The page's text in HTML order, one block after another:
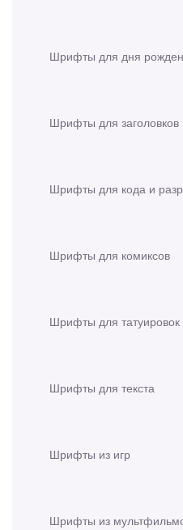
Шрифты для дня
Шрифты для заголовков
Шрифты для кода и
Шрифты для комиксов
Шрифты для татуировок
Шрифты для текста
Шрифты из игр
Шрифты из